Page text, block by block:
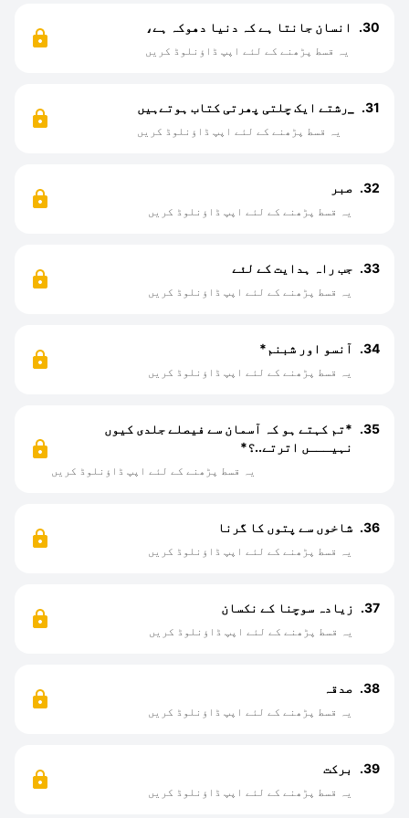
30. انسان جانتا ہے کہ دنیا دھوکہ ہے،
یہ قسط پڑھنے کے لئے اپپ ڈاؤنلوڈ کریں
31. _رشتے ایک چلتی پھرتی کتاب ہوتےہیں
یہ قسط پڑھنے کے لئے اپپ ڈاؤنلوڈ کریں
32. صبر
یہ قسط پڑھنے کے لئے اپپ ڈاؤنلوڈ کریں
33. جب راہ ہدایت کے لئے
یہ قسط پڑھنے کے لئے اپپ ڈاؤنلوڈ کریں
34. آنسو اور شبنم*
یہ قسط پڑھنے کے لئے اپپ ڈاؤنلوڈ کریں
35.
*تم کہتے ہو کہ آسمان سے فیصلے جلدی کیوں
نہیـــں اترتے..؟*
یہ قسط پڑھنے کے لئے اپپ ڈاؤنلوڈ کریں
36. شاخوں سے پتوں کا گرنا
یہ قسط پڑھنے کے لئے اپپ ڈاؤنلوڈ کریں
37. زیادہ سوچنا کے نکسان
یہ قسط پڑھنے کے لئے اپپ ڈاؤنلوڈ کریں
38. صدقہ
یہ قسط پڑھنے کے لئے اپپ ڈاؤنلوڈ کریں
39. برکت
یہ قسط پڑھنے کے لئے اپپ ڈاؤنلوڈ کریں